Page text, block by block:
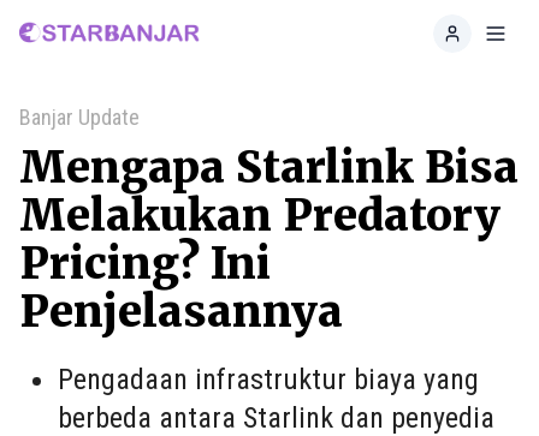
Home
Banjar Update
Mengapa Starlink Bisa
Melakukan Predatory
Pricing? Ini
Penjelasannya
Pengadaan infrastruktur biaya yang
berbeda antara Starlink dan penyedia